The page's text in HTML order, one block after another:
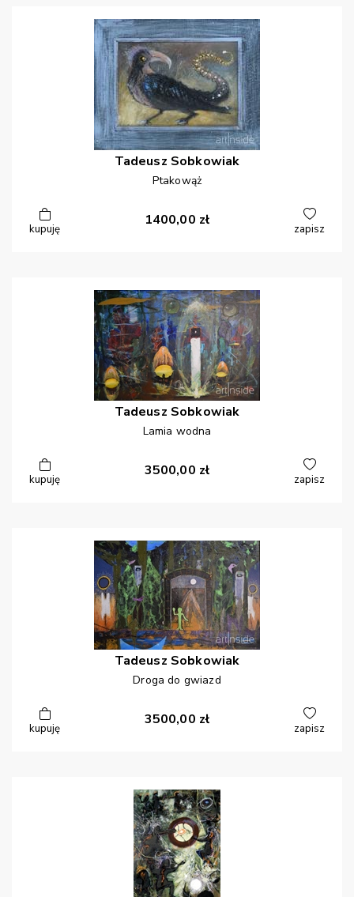
Tadeusz Sobkowiak
Ptakowąż
kupuję
1400,00 zł
zapisz
Tadeusz Sobkowiak
Lamia wodna
kupuję
3500,00 zł
zapisz
Tadeusz Sobkowiak
Droga do gwiazd
kupuję
3500,00 zł
zapisz